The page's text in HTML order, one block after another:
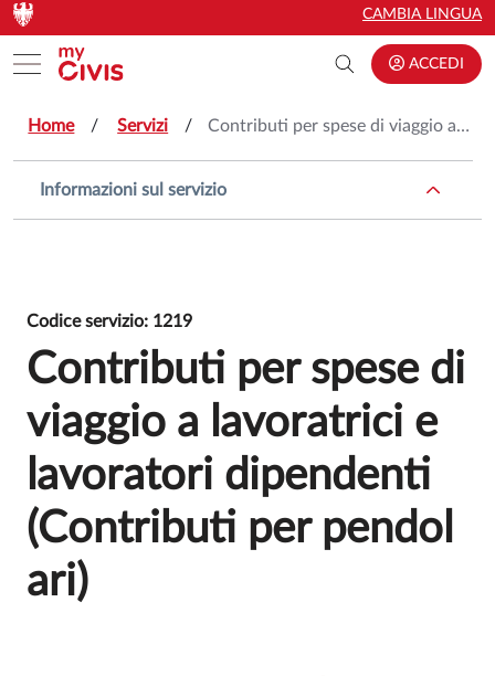
Vai al contenuto principale
Vai al contenuto principale CAMBIA LINGUA
Toggle menu ACCEDI
Home Servizi Contributi per spese di viaggio a lavoratrici e lavoratori dipendenti (Contributi per pendolari)
Informazioni sul servizio
Codice servizio: 1219
Contributi per spese di
viaggio a lavoratrici e
lavoratori dipendenti
(Contributi per pendol
ari)